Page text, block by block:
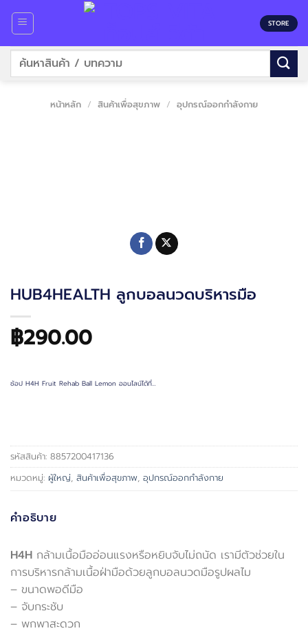
content
STORE
ค้นหา:
หน้าหลัก / สินค้าเพื่อสุขภาพ / อุปกรณ์ออกกำลังกาย
HUB4HEALTH ลูกบอลนวดบริหารมือ
฿290.00
ช้อป H4H Fruit Rehab Ball Lemon ออนไลน์ได้ที่…
รหัสสินค้า: 8857200417136
หมวดหมู่: ผู้ใหญ่, สินค้าเพื่อสุขภาพ, อุปกรณ์ออกกำลังกาย
คำอธิบาย
H4H กล้ามเนื้อมืออ่อนแรงหรือหยิบจับไม่ถนัด เรามีตัวช่วยใน
การบริหารกล้ามเนื้อฝ่ามือด้วยลูกบอลนวดมือรูปผลไม
– ขนาดพอดีมือ
– จับกระชับ
– พกพาสะดวก